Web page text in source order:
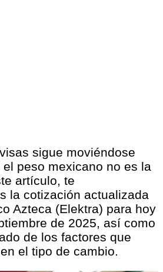
sigue moviéndose
peso mexicano no es la
artículo, te
la cotización actualizada
Azteca (Elektra) para hoy
de 2025, así como
de los factores que
el tipo de cambio.